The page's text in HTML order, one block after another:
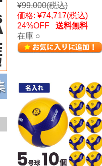
¥99,000(税込)
価格: ¥74,717(税込)
24%OFF
送料無料
在庫 ○